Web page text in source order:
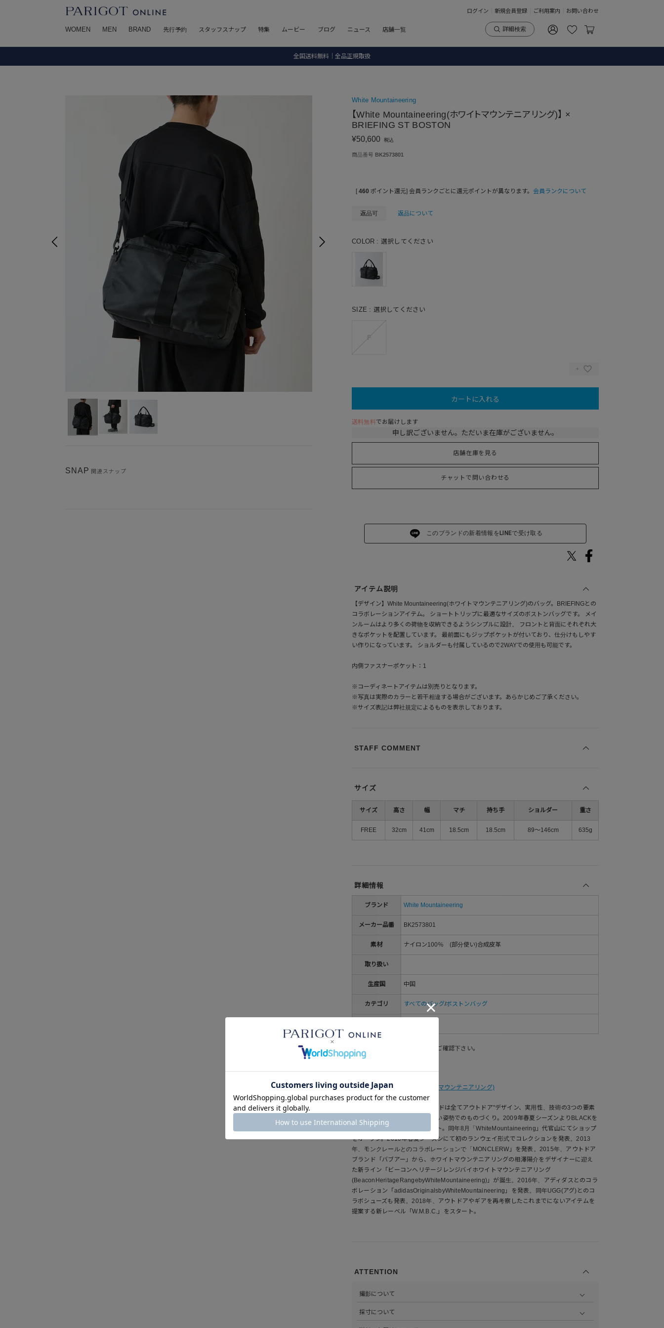
ログイン 新規会員登録 ご利用案内 お問い合わせ
WOMEN MEN BRAND 先行予約 スタッフスナップ 特集 ムービー ブログ ニュース 店舗一覧 詳細検索
全国送料無料｜全品正規取扱
SNAP 関連スナップ
White Mountaineering
【White Mountaineering(ホワイトマウンテニアリング)】 ×
BRIEFING ST BOSTON
¥50,600 税込
商品番号 BK2573801
[ 460 ポイント還元] 会員ランクごとに還元ポイントが異なります。 会員ランクについて
返品可 返品について
COLOR 選択してください
SIZE 選択してください
カートに入れる
送料無料 でお届けします
申し訳ございません。ただいま在庫がございません。
店舗在庫を見る
チャットで問い合わせる
このブランドの新着情報をLINEで受け取る
アイテム説明
【デザイン】White Mountaineering(ホワイトマウンテニアリング)のバッグ。BRIEFINGとの
コラボレーションアイテム。 ショートトリップに最適なサイズのボストンバッグです。 メイ
ンルームはより多くの荷物を収納できるようシンプルに設計。 フロントと背面にそれぞれ大
きなポケットを配置しています。 最前面にもジップポケットが付いており、仕分けもしやす
い作りになっています。 ショルダーも付属しているので2WAYでの使用も可能です。
内側ファスナーポケット：1
※コーディネートアイテムは別売りとなります。
※写真は実際のカラーと若干相違する場合がございます。あらかじめご了承ください。
※サイズ表記は弊社規定によるものを表示しております。
STAFF COMMENT
サイズ
サイズ 高さ 幅 マチ 持ち手 ショルダー 重さ
FREE 32cm 41cm 18.5cm 18.5cm 89～146cm 635g
詳細情報
ブランド White Mountaineering
メーカー品番 BK2573801
素材 ナイロン100％ (部分使い)合成皮革
取り扱い
生産国 中国
カテゴリ すべてのバッグ/ボストンバッグ
※洗濯表示については をご確認下さい。
WhiteMountaineering(ホワイトマウンテニアリング)
コンセプトは"服を着るフィールドは全てアウトドア"デザイン、実用性、技術の3つの要素
を一つの形にし市場には屈しない姿勢でのものづくり。2009年春夏シーズンよりBLACKを
コンセプトにしたBLKをスタート。同年8月「WhiteMountaineering」代官山にてショップ
をオープン。2010年春夏シーズンにて初のランウェイ形式でコレクションを発表。2013
年、モンクレールとのコラボレーションで「MONCLERW」を発表。2015年、アウトドア
ブランド「バブアー」から、ホワイトマウンテニアリングの相澤陽介をデザイナーに迎え
た新ライン「ビーコンヘリテージレンジバイホワイトマウンテニアリング
(BeaconHeritageRangebyWhiteMountaineering)」が誕生。2016年、アディダスとのコラ
ボレーション「adidasOriginalsbyWhiteMountaineering」を発表。同年UGG(アグ)とのコ
ラボシューズも発表。2018年、アウトドアやギアを再考察したこれまでにないアイテムを
提案する新レーベル「W.M.B.C.」をスタート。
ATTENTION
撮影について
心がけています。詳しくは
採寸について